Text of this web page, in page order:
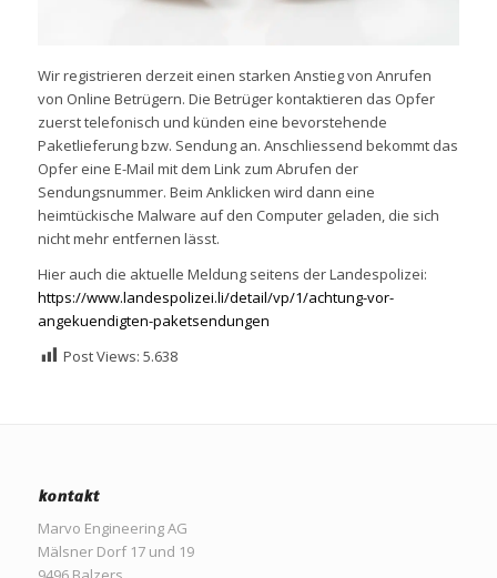
Wir registrieren derzeit einen starken Anstieg von Anrufen
von Online Betrügern. Die Betrüger kontaktieren das Opfer
zuerst telefonisch und künden eine bevorstehende
Paketlieferung bzw. Sendung an. Anschliessend bekommt das
Opfer eine E-Mail mit dem Link zum Abrufen der
Sendungsnummer. Beim Anklicken wird dann eine
heimtückische Malware auf den Computer geladen, die sich
nicht mehr entfernen lässt.
Hier auch die aktuelle Meldung seitens der Landespolizei:
https://www.landespolizei.li/detail/vp/1/achtung-vor-
angekuendigten-paketsendungen
Post Views: 5.638
kontakt
Marvo Engineering AG
Mälsner Dorf 17 und 19